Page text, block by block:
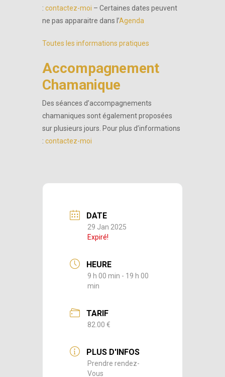
: contactez-moi – Certaines dates peuvent
ne pas apparaitre dans l’Agenda
Toutes les informations pratiques
Accompagnement
Chamanique
Des séances d’accompagnements
chamaniques sont également proposées
sur plusieurs jours. Pour plus d’informations
: contactez-moi
DATE
29 Jan 2025
Expiré!
HEURE
9 h 00 min - 19 h 00
min
TARIF
82.00 €
PLUS D'INFOS
Prendre rendez-
Vous